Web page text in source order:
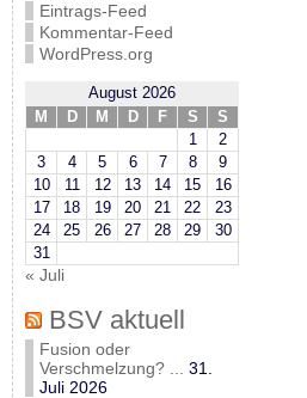
Eintrags-Feed
Kommentar-Feed
WordPress.org
August 2026
M
D M D F S
S
1
2
3
4 5 6 7 8
9
10
11 12 13 14 15
16
17
18 19 20 21 22
23
24
25 26 27 28 29
30
31
« Juli
BSV aktuell
Fusion oder
Verschmelzung? ...
31.
Juli 2026